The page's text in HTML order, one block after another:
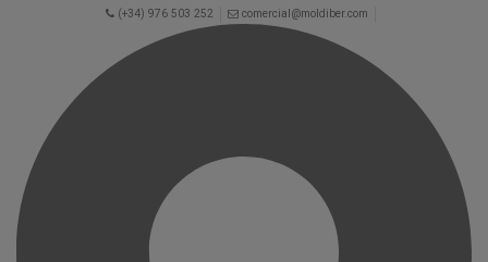
(+34) 976 503 252 comercial@moldiber.com